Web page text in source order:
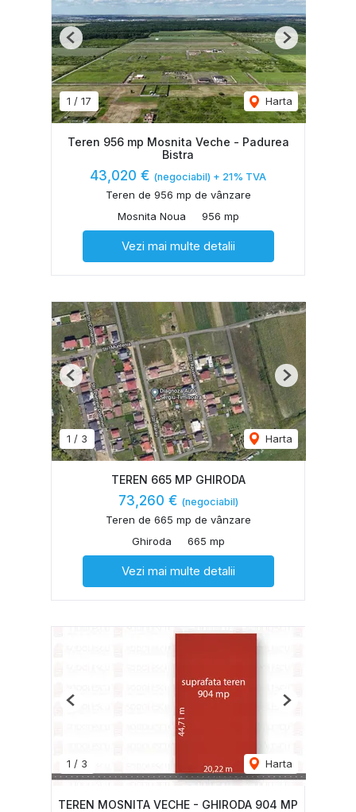
1 / 17 Harta
Previous Next
Teren 956 mp Mosnita Veche - Padurea
Bistra
43,020 € (negociabil) + 21% TVA
Teren de 956 mp de vânzare
Mosnita Noua
956 mp
Vezi mai multe detalii
1 / 3 Harta
Previous Next
TEREN 665 MP GHIRODA
73,260 € (negociabil)
Teren de 665 mp de vânzare
Ghiroda
665 mp
Vezi mai multe detalii
1 / 3 Harta
Previous Next
TEREN MOSNITA VECHE - GHIRODA 904 MP